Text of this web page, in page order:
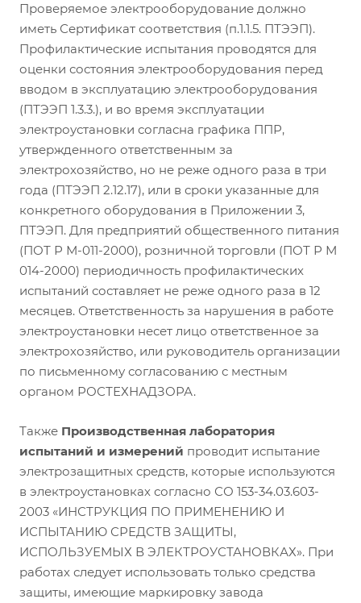
Проверяемое электрооборудование должно
иметь Сертификат соответствия (п.1.1.5. ПТЭЭП).
Профилактические испытания проводятся для
оценки состояния электрооборудования перед
вводом в эксплуатацию электрооборудования
(ПТЭЭП 1.3.3.), и во время эксплуатации
электроустановки согласна графика ППР,
утвержденного ответственным за
электрохозяйство, но не реже одного раза в три
года (ПТЭЭП 2.12.17), или в сроки указанные для
конкретного оборудования в Приложении 3,
ПТЭЭП. Для предприятий общественного питания
(ПОТ Р М-011-2000), розничной торговли (ПОТ Р М
014-2000) периодичность профилактических
испытаний составляет не реже одного раза в 12
месяцев. Ответственность за нарушения в работе
электроустановки несет лицо ответственное за
электрохозяйство, или руководитель организации
по письменному согласованию с местным
органом РОСТЕХНАДЗОРА.
Также Производственная лаборатория
испытаний и измерений проводит испытание
электрозащитных средств, которые используются
в электроустановках согласно СО 153-34.03.603-
2003 «ИНСТРУКЦИЯ ПО ПРИМЕНЕНИЮ И
ИСПЫТАНИЮ СРЕДСТВ ЗАЩИТЫ,
ИСПОЛЬЗУЕМЫХ В ЭЛЕКТРОУСТАНОВКАХ». При
работах следует использовать только средства
защиты, имеющие маркировку завода